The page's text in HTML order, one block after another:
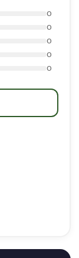
0
0
0
0
0